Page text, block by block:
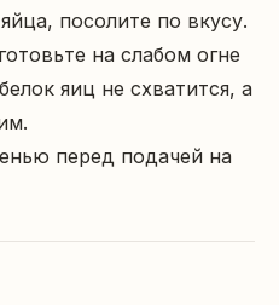
посолите по вкусу.
на слабом огне
яиц не схватится, а
перед подачей на